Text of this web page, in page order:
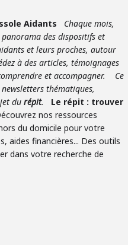
Aidants
Chaque mois,
des dispositifs et
et leurs proches, autour
à des articles, témoignages
et accompagner.
Ce
thématiques,
du répit.
Le répit : trouver
nos ressources
du domicile pour votre
aides financières... Des outils
dans votre recherche de